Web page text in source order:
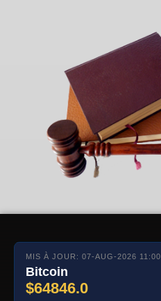
MIS À JOUR: 07-AUG-2026 11:00
Bitcoin
$64846.0